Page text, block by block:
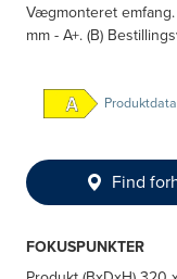
Vægmonteret
mm - A+. (B)
Find
FOKUSPUNKTER